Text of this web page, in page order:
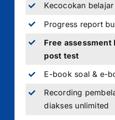
Kecocokan
Progress report
Free assessment
post test
E-book soal & e-
Recording
diakses unlimited